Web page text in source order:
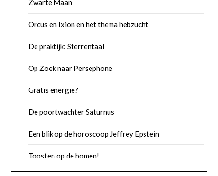
Zwarte Maan
Orcus en Ixion en het thema hebzucht
De praktijk: Sterrentaal
Op Zoek naar Persephone
Gratis energie?
De poortwachter Saturnus
Een blik op de horoscoop Jeffrey Epstein
Toosten op de bomen!